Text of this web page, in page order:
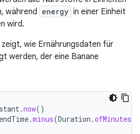
während energy in einer Einheit
wird.
wie Ernährungsdaten für
werden, der eine Banane
.now()
endTime.minus(Duration .ofMinutes